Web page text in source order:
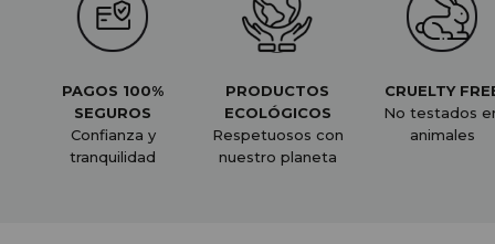
PAGOS 100%
SEGUROS
Confianza y
tranquilidad
PRODUCTOS
ECOLÓGICOS
Respetuosos con
nuestro planeta
CRUELTY
No testados
animales